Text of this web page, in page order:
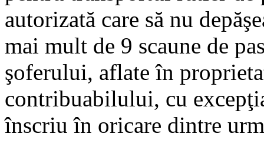
autorizată care să nu
mai mult de 9 scaune de
şoferului, aflate în
contribuabilului, cu
înscriu în oricare dintre